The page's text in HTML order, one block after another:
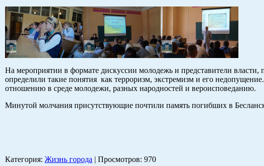
На мероприятии в формате дискуссии молодежь и представители
определили такие понятия как терроризм, экстремизм и его
отношению в среде молодежи, разных народностей и вероисповеданию.
Минутой молчания присутствующие почтили память погибших в
Категория: Жизнь города | Просмотров: 970